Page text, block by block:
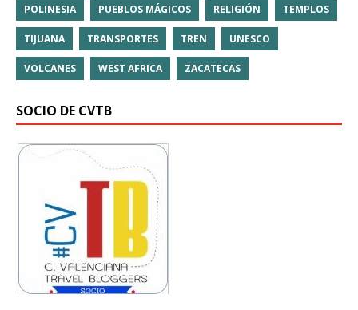
POLINESIA PUEBLOS MÁGICOS RELIGIÓN TEMPLOS
TIJUANA TRANSPORTES TREN UNESCO
VOLCANES WEST AFRICA ZACATECAS
SOCIO DE CVTB